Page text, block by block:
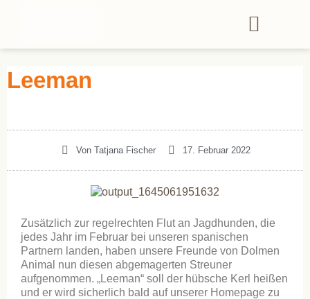
Leeman
Von Tatjana Fischer 17. Februar 2022
Zusätzlich zur regelrechten Flut an Jagdhunden, die
jedes Jahr im Februar bei unseren spanischen
Partnern landen, haben unsere Freunde von Dolmen
Animal nun diesen abgemagerten Streuner
aufgenommen. „Leeman“ soll der hübsche Kerl heißen
und er wird sicherlich bald auf unserer Homepage zu